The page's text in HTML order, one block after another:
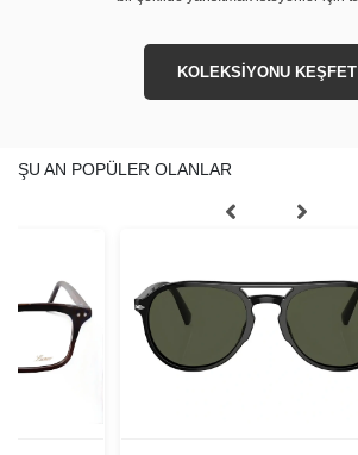
KOLEKSİYONU KEŞFET
ŞU AN POPÜLER OLANLAR